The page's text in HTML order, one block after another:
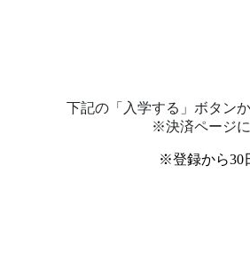
下記の「入学する」ボタン
※決済ページ
※登録から30